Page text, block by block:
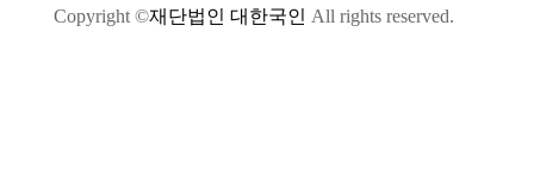
Copyright ©재단법인 대한국인 All rights reserved.